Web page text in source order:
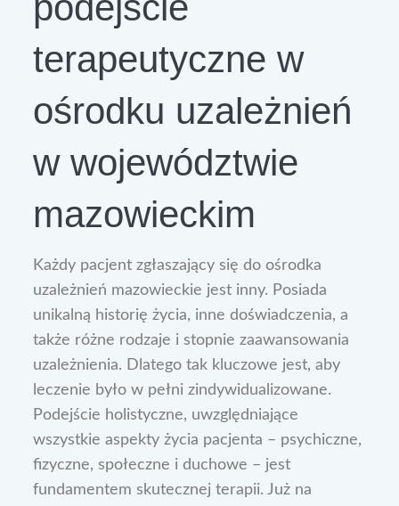
terapeutyczne w
ośrodku uzależnień
w województwie
mazowieckim
Każdy pacjent zgłaszający się do ośrodka
uzależnień mazowieckie jest inny. Posiada
unikalną historię życia, inne doświadczenia, a
także różne rodzaje i stopnie zaawansowania
uzależnienia. Dlatego tak kluczowe jest, aby
leczenie było w pełni zindywidualizowane.
Podejście holistyczne, uwzględniające
wszystkie aspekty życia pacjenta – psychiczne,
fizyczne, społeczne i duchowe – jest
fundamentem skutecznej terapii. Już na